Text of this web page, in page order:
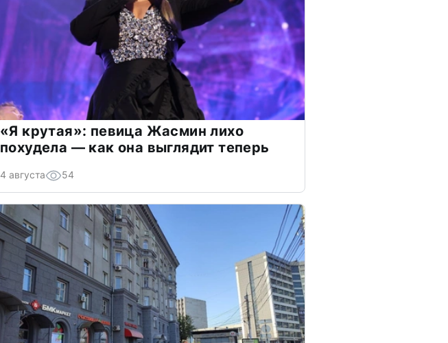
«Я крутая»: певица Жасмин лихо
похудела — как она выглядит теперь
4 августа 54